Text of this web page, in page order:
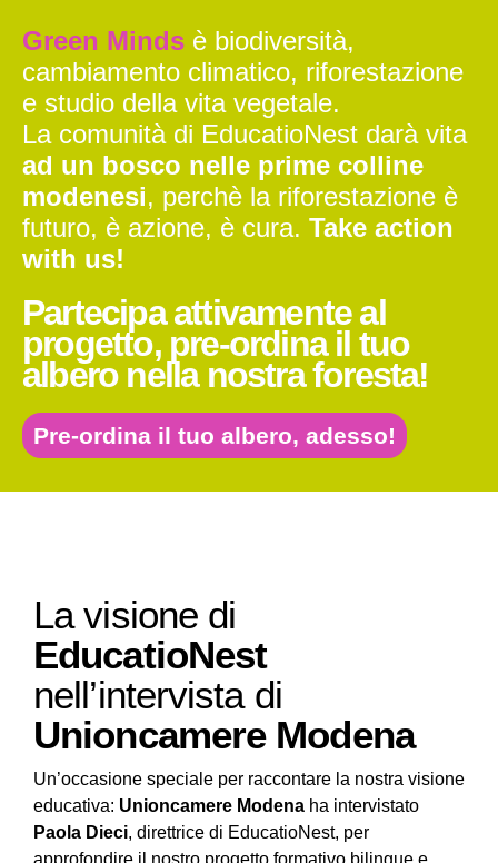
Green Minds è biodiversità,
cambiamento climatico, riforestazione
e studio della vita vegetale.
La comunità di EducatioNest darà vita
ad un bosco nelle prime colline
modenesi, perchè la riforestazione è
futuro, è azione, è cura. Take action
with us!
Partecipa attivamente al
progetto, pre-ordina il tuo
albero nella nostra foresta!
Pre-ordina il tuo albero, adesso!
La visione di
EducatioNest
nell’intervista di
Unioncamere Modena
Un’occasione speciale per raccontare la nostra visione
educativa: Unioncamere Modena ha intervistato
Paola Dieci, direttrice di EducatioNest, per
approfondire il nostro progetto formativo bilingue e